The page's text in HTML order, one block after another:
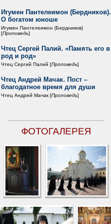
Игумен Пантелеимон (Бердников).
О богатом юноше
Игумен Пантелеимон (Бердников)
[Проповедь]
Чтец Сергей Палий. «Память его в
род и род»
Чтец Сергий Палий [Проповедь]
Чтец Андрей Мачак. Пост –
благодатное время для души
Чтец Андрей Мачак [Проповедь]
ФОТОГАЛЕРЕЯ